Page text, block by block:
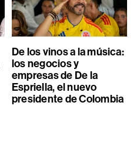
De los vinos a la música:
los negocios y
empresas de De la
Espriella, el nuevo
presidente de Colombia